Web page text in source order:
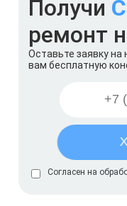
Получи
ремонт
Оставьте заявку
вам бесплатную
Согласен на